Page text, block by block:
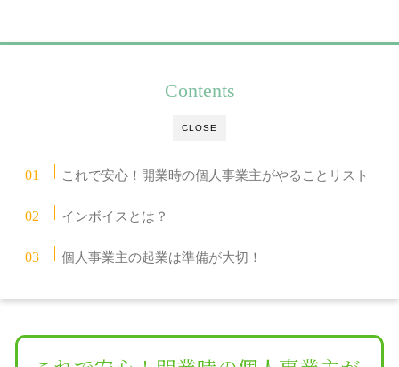
CLOSE
Contents
これで安心！開業時の個人事業主がやることリスト
インボイスとは？
個人事業主の起業は準備が大切！